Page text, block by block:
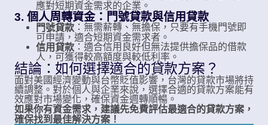
應對短期資金需求的企業。
3. 個人周轉資金：門號貸款與信用貸款
門號貸款 ：無需薪轉、無擔保，只要有手機門號即
可申請，適合短期資金需求者。
信用貸款 ：適合信用良好但無法提供擔保品的借款
人，可獲得較高額度與較低利率。
結論：如何選擇適合的貸款方案？
面對美國經濟變動與台幣貶值影響，台灣的貸款市場將持
續調整。對於個人與企業來說，選擇合適的貸款方案能有
效應對市場變化，確保資金週轉順暢。
如果你有資金需求，建議先免費評估最適合的貸款方案，
確保找到最佳解決方案！